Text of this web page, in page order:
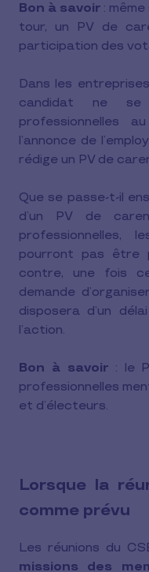
Bon à savoir :
tour, un PV de
participation des
Dans les
candidat ne se
professionnelles
l’annonce de
rédige un PV de
Que se passe-t-il
d’un PV de
professionnelles,
pourront pas être
contre, une fois
demande
disposera d’un
l’action.
Bon à savoir : le
professionnelles
et d’électeurs.
Lorsque la
comme prévu
Les réunions du
missions des